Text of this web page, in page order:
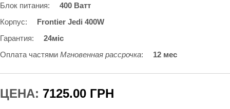
Блок питания:
400 Ватт
Корпус:
Frontier Jedi 400W
Гарантия:
24міс
Оплата частями Мгновенная рассрочка: 12 мес
ЦЕНА: 7125.00 ГРН